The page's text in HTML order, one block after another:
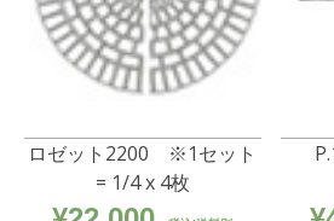
ロゼット2200 ※1セット
= 1/4 x 4枚